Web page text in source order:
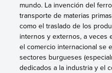
mundo. La invención del
transporte de materias
como el traslado de los
internos y externos, a veces
el comercio internacional se
sectores burgueses
dedicados a la industria y el